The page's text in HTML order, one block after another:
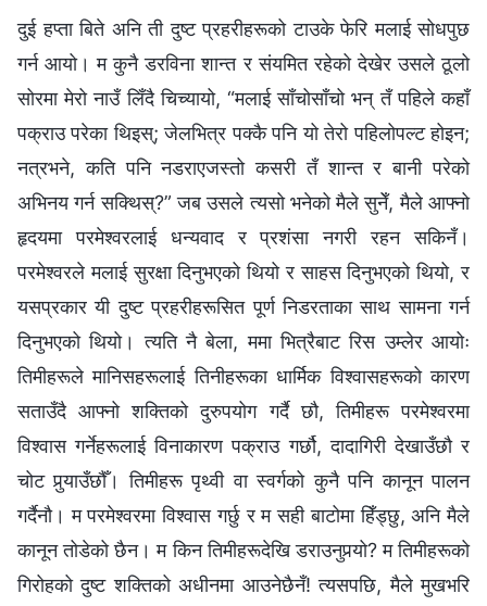
दुई हप्ता बिते अनि ती दुष्ट प्रहरीहरूको टाउके फेरि मलाई सोधपुछ
गर्न आयो। म कुनै डरविना शान्त र संयमित रहेको देखेर उसले ठूलो
सोरमा मेरो नाउँ लिँदै चिच्यायो, “मलाई साँचोसाँचो भन् तँ पहिले कहाँ
पक्राउ परेका थिइस्; जेलभित्र पक्‍कै पनि यो तेरो पहिलोपल्ट होइन;
नत्रभने, कति पनि नडराएजस्तो कसरी तँ शान्त र बानी परेको
अभिनय गर्न सक्थिस्?” जब उसले त्यसो भनेको मैले सुनेँ, मैले आफ्नो
हृदयमा परमेश्‍वरलाई धन्यवाद र प्रशंसा नगरी रहन सकिनँ।
परमेश्‍वरले मलाई सुरक्षा दिनुभएको थियो र साहस दिनुभएको थियो, र
यसप्रकार यी दुष्ट प्रहरीहरूसित पूर्ण निडरताका साथ सामना गर्न
दिनुभएको थियो। त्यति नै बेला, ममा भित्रैबाट रिस उम्लेर आयोः
तिमीहरूले मानिसहरूलाई तिनीहरूका धार्मिक विश्‍वासहरूको कारण
सताउँदै आफ्नो शक्तिको दुरुपयोग गर्दै छौ, तिमीहरू परमेश्‍वरमा
विश्‍वास गर्नेहरूलाई विनाकारण पक्राउ गर्छौ, दादागिरी देखाउँछौ र
चोट पुर्‍याउँछौँ। तिमीहरू पृथ्वी वा स्वर्गको कुनै पनि कानून पालन
गर्दैनौ। म परमेश्‍वरमा विश्‍वास गर्छु र म सही बाटोमा हिँड्छु, अनि मैले
कानून तोडेको छैन। म किन तिमीहरूदेखि डराउनुपर्‍यो? म तिमीहरूको
गिरोहको दुष्ट शक्तिको अधीनमा आउनेछैनँ! त्यसपछि, मैले मुखभरि